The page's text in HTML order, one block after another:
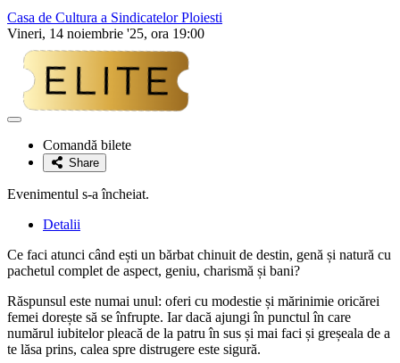
Casa de Cultura a Sindicatelor Ploiesti
Vineri, 14 noiembrie '25, ora 19:00
Adaugă
favoriteComandă bilete
Share
Evenimentul s-a încheiat.
Detalii
Ce faci atunci când ești un bărbat chinuit de destin, genă și natură cu
pachetul complet de aspect, geniu, charismă și bani?
Răspunsul este numai unul: oferi cu modestie și mărinimie oricărei
femei dorește să se înfrupte. Iar dacă ajungi în punctul în care
numărul iubitelor pleacă de la patru în sus și mai faci și greșeala de a
te lăsa prins, calea spre distrugere este sigură.